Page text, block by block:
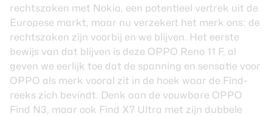
rechtszaken met Nokia, een potentieel vertrek uit de
Europese markt, maar nu verzekert het merk ons: de
rechtszaken zijn voorbij en we blijven. Het eerste
bewijs van dat blijven is deze OPPO Reno 11 F, al
geven we eerlijk toe dat de spanning en sensatie voor
OPPO als merk vooral zit in de hoek waar de Find-
reeks zich bevindt. Denk aan de vouwbare OPPO
Find N3, maar ook Find X7 Ultra met zijn dubbele